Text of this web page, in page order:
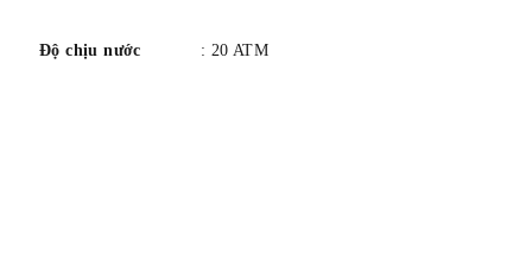
Độ chịu nước : 20 ATM